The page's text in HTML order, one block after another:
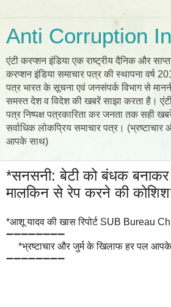
Anti Corruption
एंटी करप्शन इंडिया एक राष्ट्रीय दैनिक और
करप्शन इंडिया समाचार पत्र की स्थापना वर्ष
पत्र भारत के सूचना एवं जनसंपर्क विभाग से
समस्त देश व विदेश की खबरें साझा करता है।
पत्र निष्पक्ष पत्रकारिता कर जनता तक सही
सर्वाधिक लोकप्रिय समाचार पत्र।
आपके साथ)
*सनसनी: बेटी को बंधक बनाकर
मालकिन से रेप करने की
*आशू यादव की खास रिपोर्ट SUB Bureau
➖➖➖➖➖➖➖➖
*भ्रष्टाचार और जुर्म के खिलाफ हर पल
➖➖➖➖➖➖➖➖